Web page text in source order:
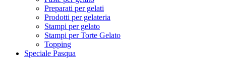
Preparati per gelati
Prodotti per gelateria
Stampi per gelato
Stampi per Torte Gelato
Topping
Speciale Pasqua